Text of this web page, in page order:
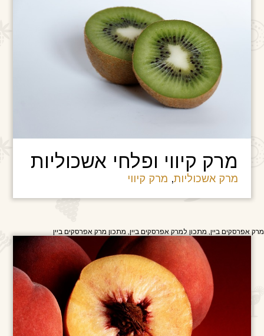
מרק קיווי ופלחי אשכוליות
מרק אשכוליות, מרק קיווי
מרק אפרסקים ביין, מתכון למרק אפרסקים ביין, מתכון מרק אפרסקים ביין